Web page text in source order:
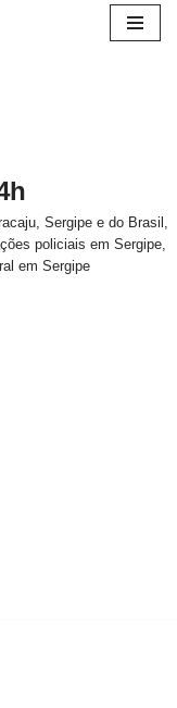
Sergipe e do Brasil,
policiais em Sergipe,
em Sergipe